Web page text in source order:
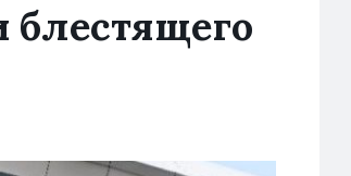
блестящего